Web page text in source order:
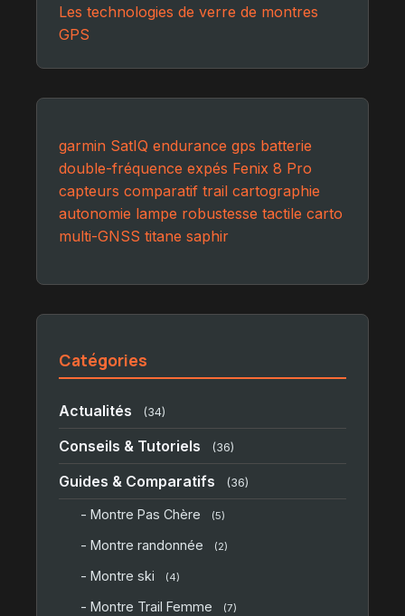
Les technologies de verre de montres
GPS
garmin SatIQ endurance gps batterie
double-fréquence expés Fenix 8 Pro
capteurs comparatif trail cartographie
autonomie lampe robustesse tactile carto
multi-GNSS titane saphir
Catégories
Actualités (34)
Conseils & Tutoriels (36)
Guides & Comparatifs (36)
- Montre Pas Chère (5)
- Montre randonnée (2)
- Montre ski (4)
- Montre Trail Femme (7)